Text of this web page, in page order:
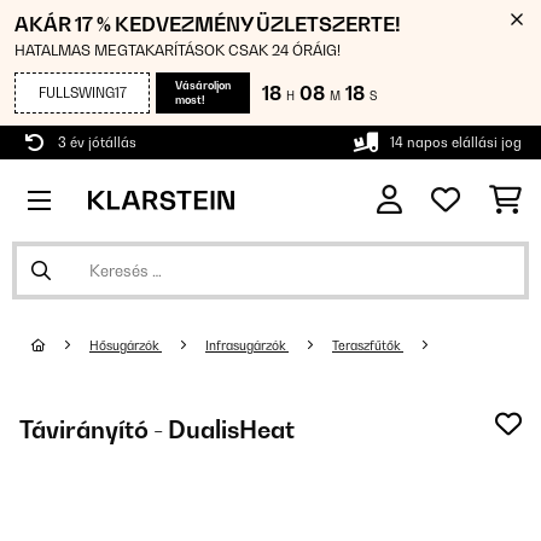
AKÁR 17 % KEDVEZMÉNY ÜZLETSZERTE!
HATALMAS MEGTAKARÍTÁSOK CSAK 24 ÓRÁIG!
FULLSWING17
Vásároljon
most!
18 H 08 M 18 S
3 év jótállás 14 napos elállási jog
Hősugárzók Infrasugárzók Teraszfűtők
Távirányító - DualisHeat